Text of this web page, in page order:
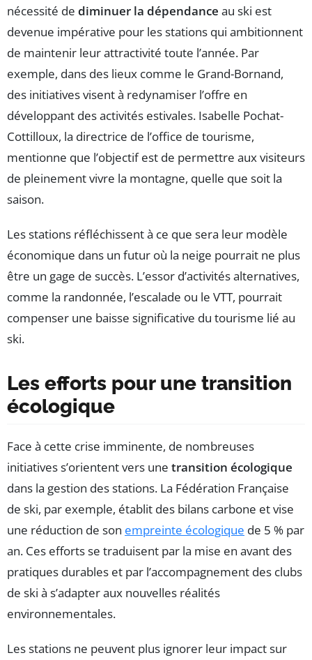
nécessité de diminuer la dépendance au ski est
devenue impérative pour les stations qui ambitionnent
de maintenir leur attractivité toute l’année. Par
exemple, dans des lieux comme le Grand-Bornand,
des initiatives visent à redynamiser l’offre en
développant des activités estivales. Isabelle Pochat-
Cottilloux, la directrice de l’office de tourisme,
mentionne que l’objectif est de permettre aux visiteurs
de pleinement vivre la montagne, quelle que soit la
saison.
Les stations réfléchissent à ce que sera leur modèle
économique dans un futur où la neige pourrait ne plus
être un gage de succès. L’essor d’activités alternatives,
comme la randonnée, l’escalade ou le VTT, pourrait
compenser une baisse significative du tourisme lié au
ski.
Les efforts pour une transition
écologique
Face à cette crise imminente, de nombreuses
initiatives s’orientent vers une transition écologique
dans la gestion des stations. La Fédération Française
de ski, par exemple, établit des bilans carbone et vise
une réduction de son empreinte écologique de 5 % par
an. Ces efforts se traduisent par la mise en avant des
pratiques durables et par l’accompagnement des clubs
de ski à s’adapter aux nouvelles réalités
environnementales.
Les stations ne peuvent plus ignorer leur impact sur